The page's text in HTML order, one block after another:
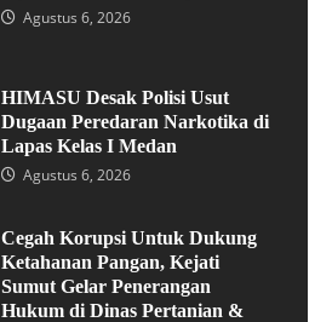
Agustus 6, 2026
HIMASU Desak Polisi Usut
Dugaan Peredaran Narkotika di
Lapas Kelas I Medan
Agustus 6, 2026
Cegah Korupsi Untuk Dukung
Ketahanan Pangan, Kejati
Sumut Gelar Penerangan
Hukum di Dinas Pertanian &